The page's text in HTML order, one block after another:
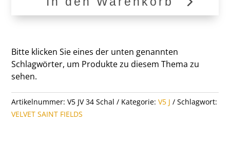
Bitte klicken Sie eines der unten genannten
Schlagwörter, um Produkte zu diesem Thema zu
sehen.
Artikelnummer: V5 JV 34 Schal Kategorie: V5 J
Schlagwort:
VELVET SAINT FIELDS